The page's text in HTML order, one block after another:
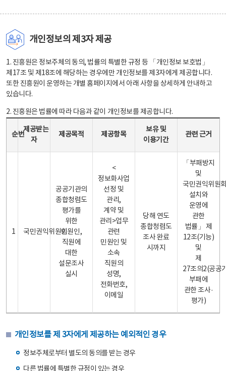
개인정보의 제3자 제공
1. 진흥원은 정보주체의 동의, 법률의 특별한 규정 등 「개인정보 보호법」
제17조 및 제18조에 해당하는 경우에만 개인정보를 제3자에게 제공합니다.
또한 진흥원이 운영하는 개별 홈페이지에서 아래 사항을 상세하게 안내하고
있습니다.
2. 진흥원은 법률에 따라 다음과 같이 개인정보를 제공합니다.
순번
제공받는
자
제공목적 제공항목
보유 및
이용기간
관련 근거
1 국민권익위원회
공공기관의
종합청렴도
평가를
위한
민원인,
직원에
대한
설문조사
실시
<
정보화사업
선정 및
관리,
계약 및
관리>업무
관련
민원인 및
소속
직원의
성명,
전화번호,
이메일
당해 연도
종합청렴도
조사 완료
시까지
「부패방지
및
국민권익위원
설치와
운영에
관한
법률」 제
12조(기능)
및
제
27조의2(공공
부패에
관한 조사·
평가)
개인정보를 제 3자에게 제공하는 예외적인 경우
정보주체로부터 별도의 동의를 받는 경우
다른 법률에 특별한 규정이 있는 경우